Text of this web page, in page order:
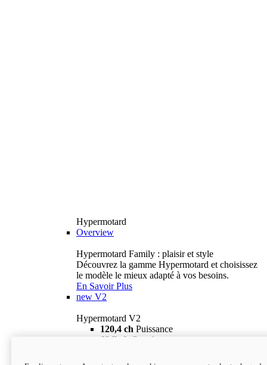
Hypermotard
Overview
Hypermotard Family : plaisir et style
Découvrez la gamme Hypermotard et choisissez
le modèle le mieux adapté à vos besoins.
En Savoir Plus
new V2
Hypermotard V2
120,4 ch Puissance
69 lb-ft
Couple
18 895 $